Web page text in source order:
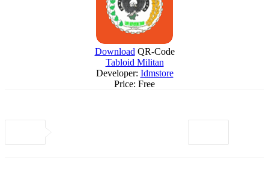
Download QR-Code
Tabloid Militan
Developer: Idmstore
Price: Free